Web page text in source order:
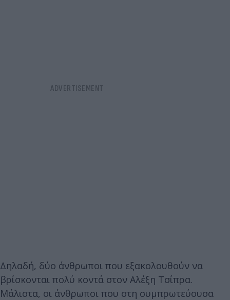
Δηλαδή, δύο άνθρωποι που εξακολουθούν να
βρίσκονται πολύ κοντά στον Αλέξη Τσίπρα.
Μάλιστα, οι άνθρωποι που στη συμπρωτεύουσα